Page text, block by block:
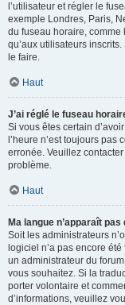
l’utilisateur et régler le
exemple Londres, Paris,
du fuseau horaire, comme
qu’aux utilisateurs inscrits.
le faire.
Haut
J’ai réglé le fuseau
Si vous êtes certain
l’heure n’est toujours
erronée. Veuillez
problème.
Haut
Ma langue n’apparaît
Soit les administrateurs
logiciel n’a pas encore
un administrateur du
vous souhaitez. Si la
porter volontaire et
d’informations, veuillez